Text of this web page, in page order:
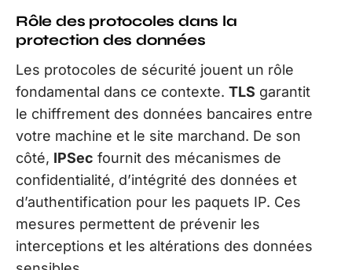
Rôle des protocoles dans la
protection des données
Les protocoles de sécurité jouent un rôle
fondamental dans ce contexte. TLS garantit
le chiffrement des données bancaires entre
votre machine et le site marchand. De son
côté, IPSec fournit des mécanismes de
confidentialité, d’intégrité des données et
d’authentification pour les paquets IP. Ces
mesures permettent de prévenir les
interceptions et les altérations des données